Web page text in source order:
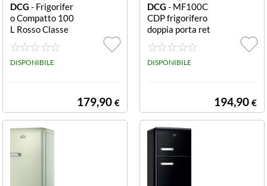
DCG - Frigorifer
o Compatto 100
L Rosso Classe
e MF100R FRIG
O MONOPORT
A LINEA RETR
DISPONIBILE
179,90 €
DCG - MF100C
CDP frigorifero
doppia porta ret
ro 100 L crema
MF100CCDP F
RIGO DOPPIA
DISPONIBILE
194,90 €